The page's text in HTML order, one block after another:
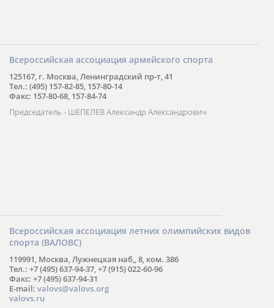
Всероссийская ассоциация армейского спорта
125167, г. Москва, Ленинградский пр-т, 41
Тел.: (495) 157-82-85, 157-80-14
Факс: 157-80-68, 157-84-74
Председатель - ШЕПЕЛЕВ Александр Александрович
Всероссийская ассоциация летних олимпийских видов
спорта (ВАЛОВС)
119991, Москва, Лужнецкая наб,, 8, ком. 386
Тел.: +7 (495) 637-94-37, +7 (915) 022-60-96
Факс: +7 (495) 637-94-31
E-mail: valovs@valovs.org
valovs.ru